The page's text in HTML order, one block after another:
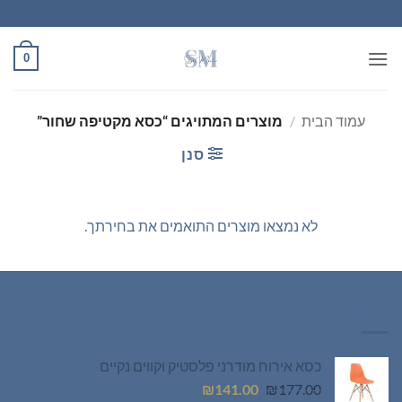
to
content
0
עמוד הבית / מוצרים המתויגים “כסא מקטיפה שחור”
סנן
לא נמצאו מוצרים התואמים את בחירתך.
כסא אירוח מודרני פלסטיק וקווים נקיים
₪ 177.00
המחיר ₪141.00
המחיר